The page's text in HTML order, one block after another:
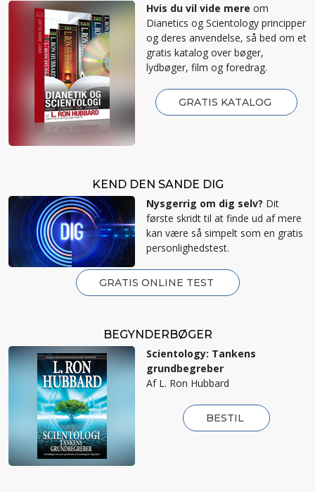
Hvis du vil vide mere om
Dianetics og Scientology principper
og deres anvendelse, så bed om et
gratis katalog over bøger,
lydbøger, film og foredrag.
GRATIS KATALOG
KEND DEN SANDE DIG
Nysgerrig om dig selv? Dit
første skridt til at finde ud af mere
kan være så simpelt som en gratis
personlighedstest.
GRATIS ONLINE TEST
BEGYNDERBØGER
Scientology: Tankens
grundbegreber
Af L. Ron Hubbard
BESTIL